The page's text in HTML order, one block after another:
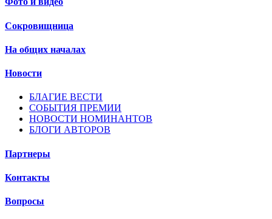
Сокровищница
На общих началах
Новости
БЛАГИЕ ВЕСТИ
СОБЫТИЯ ПРЕМИИ
НОВОСТИ НОМИНАНТОВ
БЛОГИ АВТОРОВ
Партнеры
Контакты
Вопросы